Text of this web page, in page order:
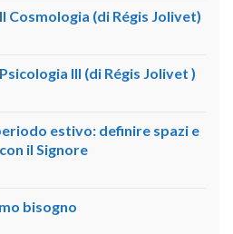
Cosmologia (di Régis Jolivet)
III (di Régis Jolivet )
estivo: definire spazi e
il Signore
bisogno